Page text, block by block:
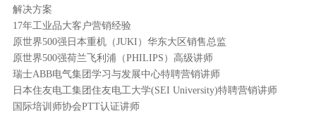
解决方案
17年工业品大客户营销经验
原世界500强日本重机（JUKI）华东大区销售总监
原世界500强荷兰飞利浦（PHILIPS）高级讲师
瑞士ABB电气集团学习与发展中心特聘营销讲师
日本住友电工集团住友电工大学(SEI University)特聘营销讲师
国际培训师协会PTT认证讲师